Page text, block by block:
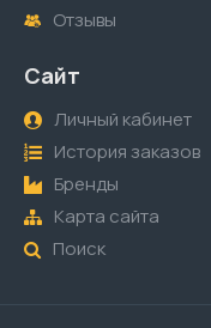
Отзывы
Сайт
Личный кабинет
История заказов
Бренды
Карта сайта
Поиск